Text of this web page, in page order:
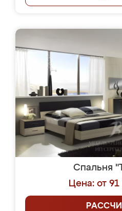
Спальня
Цена: от